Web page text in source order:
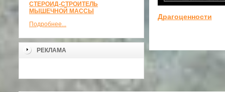
СТЕРОИД-СТРОИТЕЛЬ
МЫШЕЧНОЙ МАССЫ
Подробнее...
РЕКЛАМА
Драгоценности